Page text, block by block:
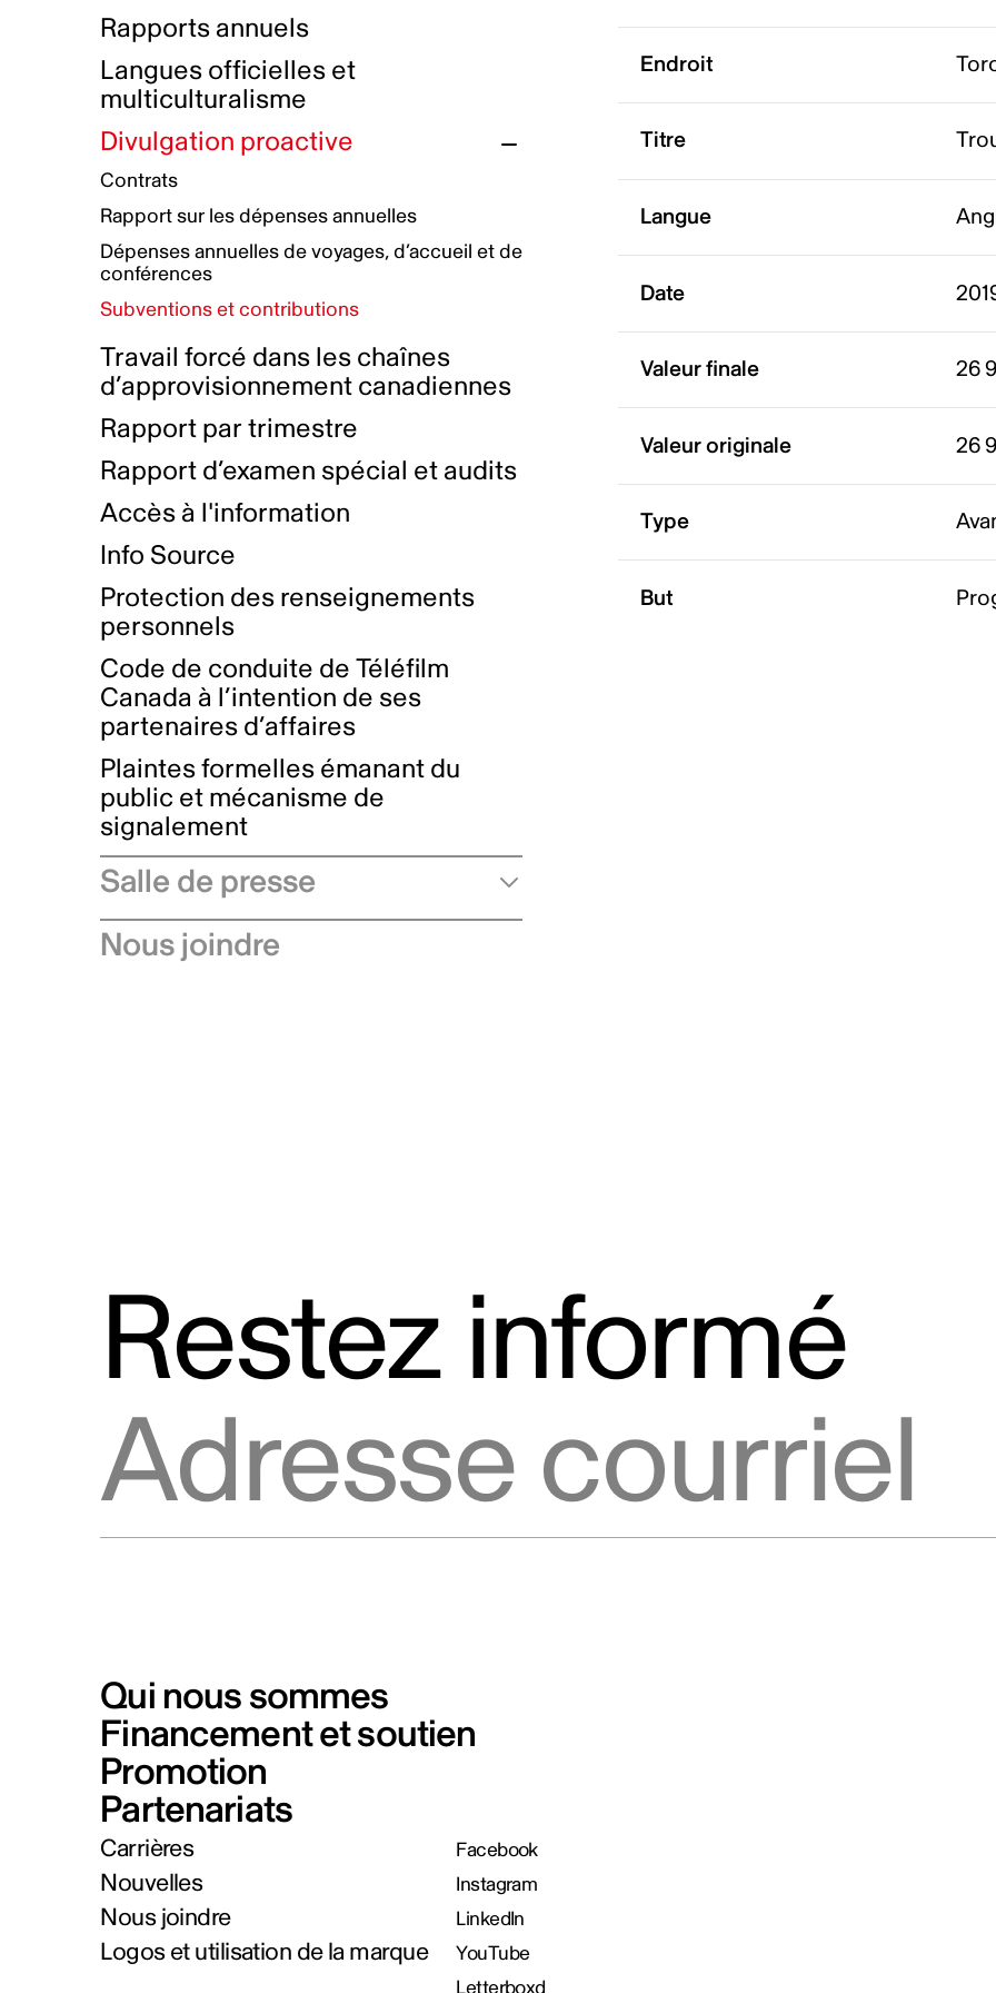
Initiatives autochtones
Plan de réconciliation autochtone
Groupe de travail autochtone
Principes directeurs sur le
harcèlement
Plan d’action pour la parité
Plan d'équité, de diversité,
d'inclusion et d'accessibilité
Boîte à outils pour le récit authentique
Collecte de données et l’auto-identification
Plan d'accessibilité
Rémunération et avantages
Prix et certifications
Nos valeurs d’entreprise
Rapports annuels
Langues officielles et
multiculturalisme
Divulgation proactive
Contrats
Rapport sur les dépenses annuelles
Dépenses annuelles de voyages, d’accueil et de
conférences
Subventions et contributions
Travail forcé dans les chaînes
d’approvisionnement canadiennes
Rapport par trimestre
Rapport d’examen spécial et audits
Accès à l'information
Info Source
Protection des renseignements
personnels
Code de conduite de Téléfilm
Canada à l’intention de ses
partenaires d’affaires
Plaintes formelles émanant du
public et mécanisme de
signalement
Salle de presse
Communiqués de presse
Nous joindre
Endroit
Titre
Langue
Date
Valeur finale 26
Valeur originale 26
Type
But
Restez informé
Qui nous sommes
Financement et soutien
Promotion
Partenariats
Carrières
Nouvelles
Nous joindre
Logos et utilisation de la marque
Facebook
Instagram
LinkedIn
YouTube
Letterboxd